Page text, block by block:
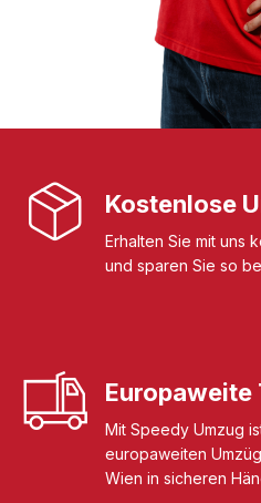
Kostenlose
Erhalten Sie mit uns
und sparen Sie so
Mit Speedy Umzug
europaweiten
Wien in sicheren